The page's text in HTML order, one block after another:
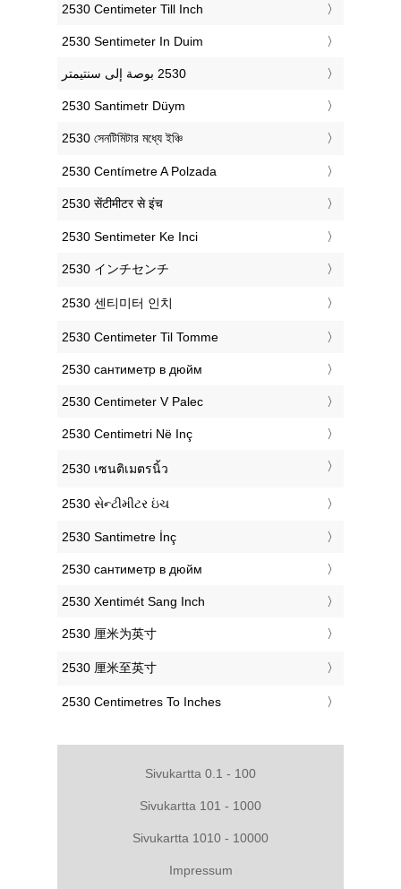
‎2530 Centimeter Till Inch
‎2530 Sentimeter In Duim
‎2530 Santimetr Düym
‎2530 সেনটিমিটার মধ্যে ইঞ্চি
‎2530 Centímetre A Polzada
‎2530 सेंटीमीटर से इंच
‎2530 Sentimeter Ke Inci
‎2530 インチセンチ
‎2530 센티미터 인치
‎2530 Centimeter Til Tomme
‎2530 сантиметр в дюйм
‎2530 Centimeter V Palec
‎2530 Centimetri Në Inç
‎2530 เซนติเมตรนิ้ว
‎2530 સેન્ટીમીટર ઇંચ
‎2530 Santimetre İnç
‎2530 сантиметр в дюйм
‎2530 Xentimét Sang Inch
‎2530 厘米为英寸
‎2530 厘米至英寸
‎2530 Centimetres To Inches
Sivukartta 0.1 - 100
Sivukartta 101 - 1000
Sivukartta 1010 - 10000
Impressum